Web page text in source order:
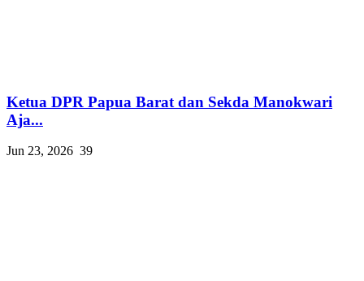
Ketua DPR Papua Barat dan Sekda Manokwari
Aja...
Jun 23, 2026 39